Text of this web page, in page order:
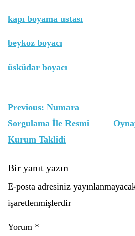
kapı boyama ustası
beykoz boyacı
üsküdar boyacı
Yazı
gezinmesi
Previous: Numara
Sorgulama İle Resmi
Kurum Taklidi
Bir yanıt yazın
E-posta adresiniz
işaretlenmişlerdir
Yorum *